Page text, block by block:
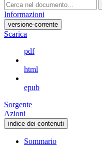
Informazioni
versione-corrente
Scarica
pdf
html
epub
Sorgente
Azioni
indice dei contenuti
Sommario